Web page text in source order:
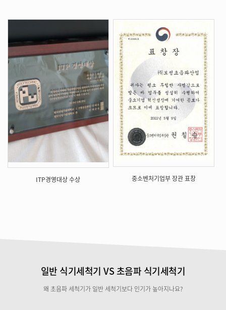
ITP경영대상 수상 중소벤처기업부 장관 표창
일반 식기세척기 VS 초음파 식기세척기
왜 초음파 세척기가 일반 세척기보다 인기가 높아지나요?